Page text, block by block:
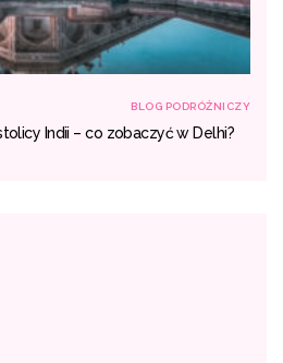
BLOG PODRÓŻNICZY
Indii – co zobaczyć w Delhi?